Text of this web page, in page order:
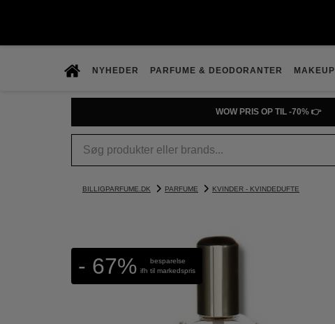
NYHEDER PARFUME & DEODORANTER MAKEUP
WOW PRIS OP TIL -70% 👉
BILLIGPARFUME.DK PARFUME KVINDER - KVINDEDUFTE
- 67%
besparelse
ifh til markedspris